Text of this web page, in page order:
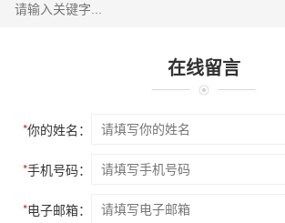
在线留言
*你的姓名：
*手机号码：
*电子邮箱：